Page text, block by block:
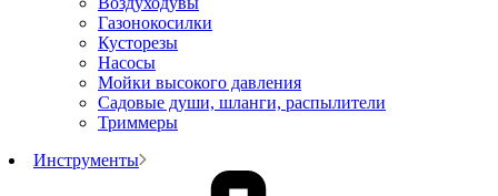
Газонокосилки
Кусторезы
Насосы
Мойки высокого давления
Садовые души, шланги, распылители
Триммеры
Инструменты